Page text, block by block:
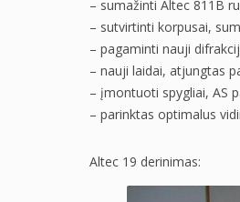
– sumažinti Altec 811B
– sutvirtinti korpusai,
– pagaminti nauji
– nauji laidai, atjungtas
– įmontuoti spygliai, AS
– parinktas optimalus
Altec 19 derinimas: